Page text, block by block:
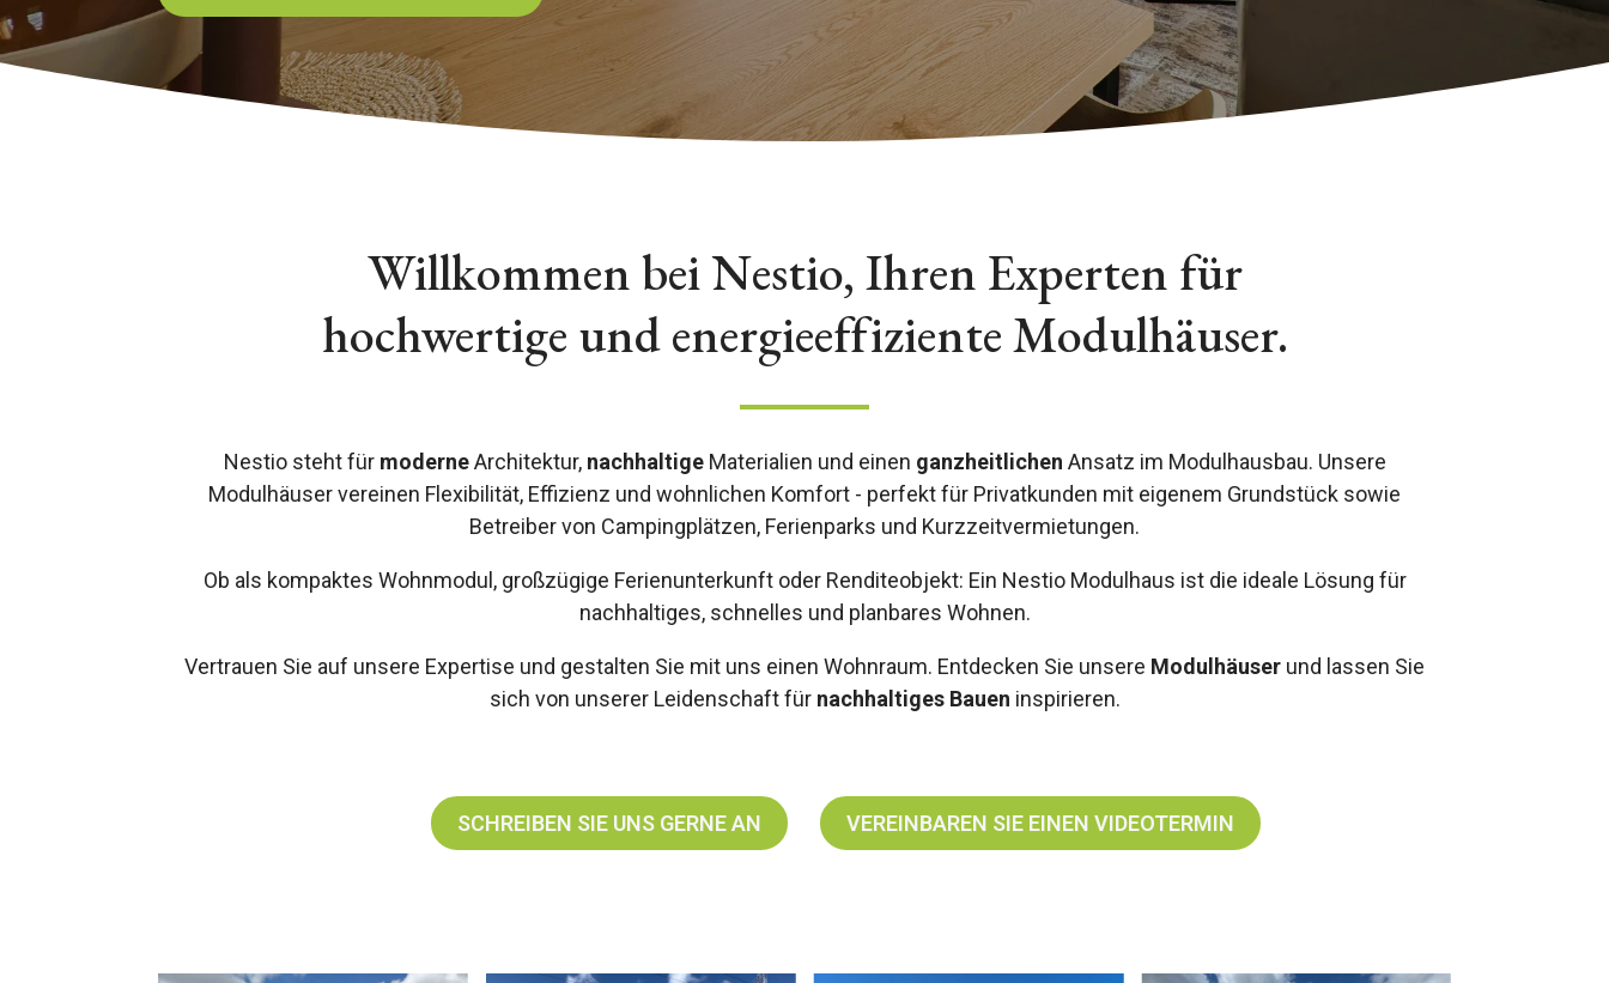
Willkommen bei Nestio, Ihren Experten für
hochwertige und energieeffiziente Modulhäuser.
Nestio steht für moderneArchitektur, nachhaltigeMaterialien und einen ganzheitlichen Ansatz im Modulhausbau. Unsere
Modulhäuser vereinen Flexibilität, Effizienz und wohnlichen Komfort - perfekt für Privatkunden mit eigenem Grundstück sowie
Betreiber von Campingplätzen, Ferienparks und Kurzzeitvermietungen.
Ob als kompaktes Wohnmodul, großzügige Ferienunterkunft oder Renditeobjekt: Ein Nestio Modulhaus ist die ideale Lösung für
nachhaltiges, schnelles und planbares Wohnen.
Vertrauen Sie auf unsere Expertise und gestalten Sie mit uns einen Wohnraum. Entdecken Sie unsere Modulhäuser und lassen Sie
sich von unserer Leidenschaft für nachhaltiges Bauen inspirieren.
SCHREIBEN SIE UNS GERNE AN VEREINBAREN SIE EINEN VIDEOTERMIN